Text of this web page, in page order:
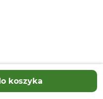
koszyka